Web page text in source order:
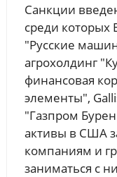
Санкции
среди которых
"Русские
агрохолдинг
финансовая
элементы",
"Газпром
активы в США
компаниям и
заниматься с